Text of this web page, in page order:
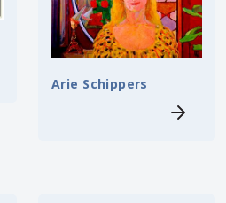
Arie Schippers